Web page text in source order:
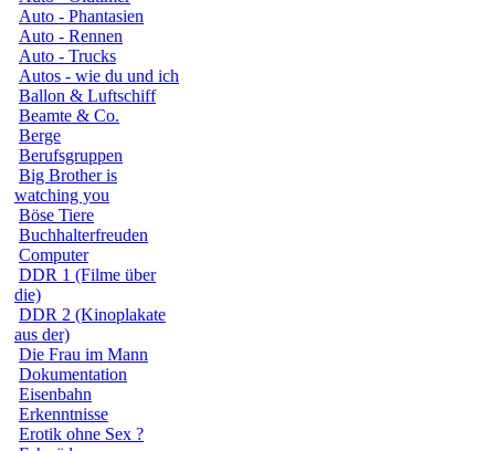
Auto - Phantasien
Auto - Rennen
Auto - Trucks
Autos - wie du und ich
Ballon & Luftschiff
Beamte & Co.
Berge
Berufsgruppen
Big Brother is
watching you
Böse Tiere
Buchhalterfreuden
Computer
DDR 1 (Filme über
die)
DDR 2 (Kinoplakate
aus der)
Die Frau im Mann
Dokumentation
Eisenbahn
Erkenntnisse
Erotik ohne Sex ?